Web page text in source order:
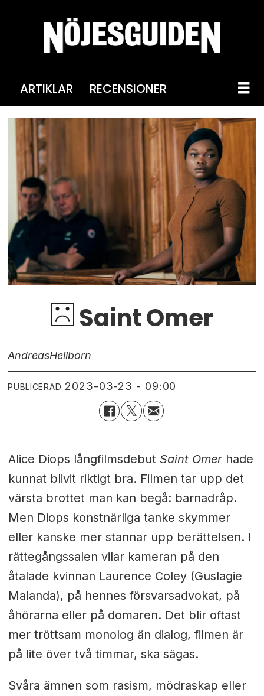
ARTIKLAR RECENSIONER
Saint Omer
AndreasHeilborn
PUBLICERAD 2023-03-23 - 09:00
Alice Diops långfilmsdebut Saint Omerhade
kunnat blivit riktigt bra. Filmen tar upp det
värsta brottet man kan begå: barnadråp.
Men Diops konstnärliga tanke skymmer
eller kanske mer stannar upp berättelsen. I
rättegångssalen vilar kameran på den
åtalade kvinnan Laurence Coley (Guslagie
Malanda), på hennes försvarsadvokat, på
åhörarna eller på domaren. Det blir oftast
mer tröttsam monolog än dialog, filmen är
på lite över två timmar, ska sägas.
Svåra ämnen som rasism, mödraskap eller